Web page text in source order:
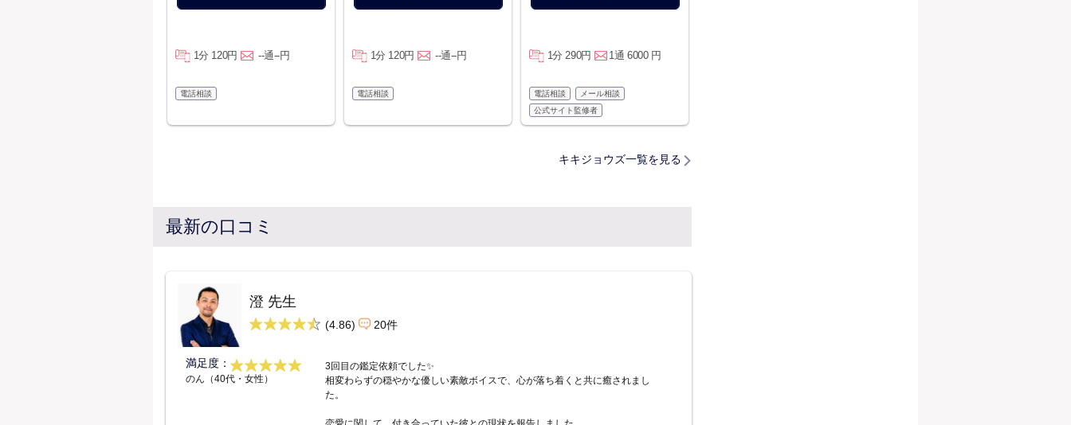
1分 120円 --通--円
電話相談
1分 120円 --通--円
電話相談
1分 290円 1通 6000 円
電話相談
メール相談
公式サイト監修者
キキジョウズ一覧を見る
最新の口コミ
澄 先生
(4.86) 20件
満足度：
のん（40代・女性）
3回目の鑑定依頼でした✨
相変わらずの穏やかな優しい素敵ボイスで、心が落ち着くと共に癒されまし
た。